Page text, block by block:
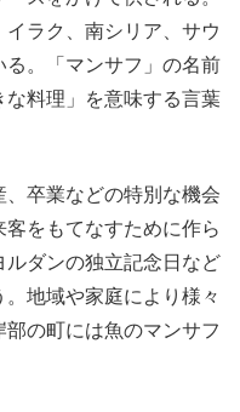
ラク、南シリア、サウ
る。「マンサフ」の名前
料理」を意味する言葉
卒業などの特別な機会
をもてなすために作ら
ダンの独立記念日など
地域や家庭により様々
の町には魚のマンサフ